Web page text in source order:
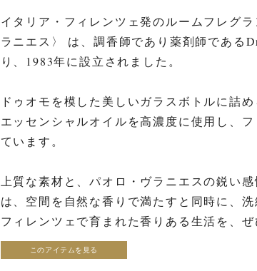
イタリア・フィレンツェ発のルームフレグ
ラニエス〉 は、調香師であり薬剤師である
り、1983年に設立されました。
ドゥオモを模した美しいガラスボトルに詰
エッセンシャルオイルを高濃度に使用し、
ています。
上質な素材と、パオロ・ヴラニエスの鋭い
は、空間を自然な香りで満たすと同時に、
フィレンツェで育まれた香りある生活を、ぜ
このアイテムを見る